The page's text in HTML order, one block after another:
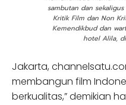
sambutan dan
Kritik Film dan Non
Kemendikbud dan
hotel Alila, di
Jakarta,
membangun film
berkualitas,” demikian